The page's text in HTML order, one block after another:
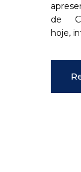
de
hoje,